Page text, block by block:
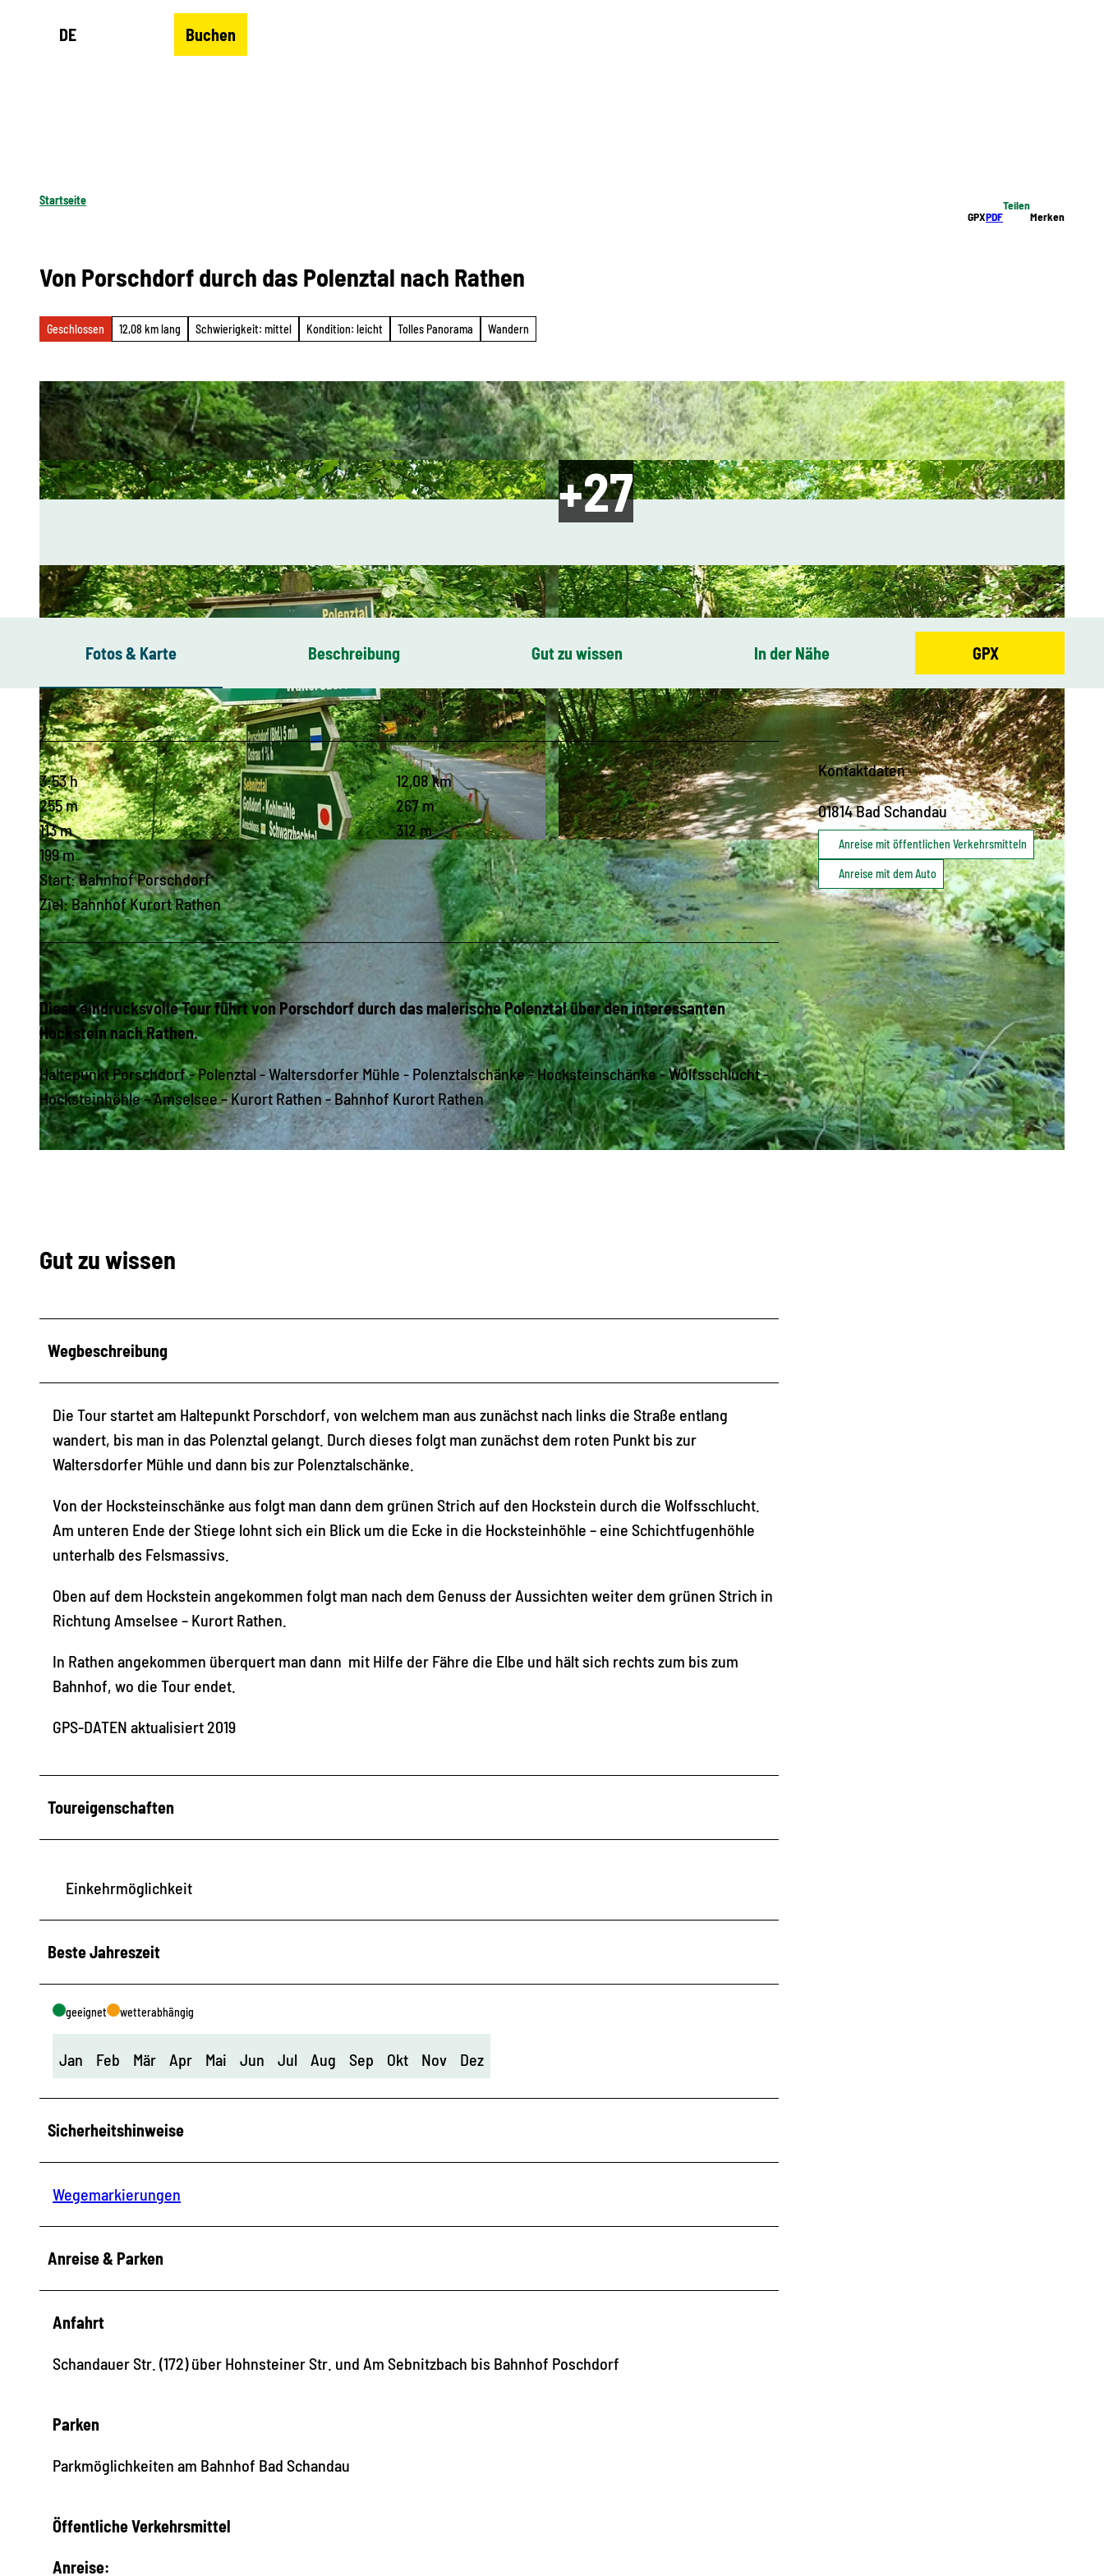
DE Buchen
Startseite
GPXPDF
Teilen
Merken
Von Porschdorf durch das Polenztal nach Rathen
Geschlossen 12,08 km lang Schwierigkeit: mittel Kondition: leicht Tolles Panorama Wandern
© ELBSANDSTEINGUIDES Sächsische Schweiz, Tourismusverband Sächsische Schweiz © ELBSANDSTEINGUIDES Sächsische Schweiz, Tourismusverband Sächsische Schweiz
Fotos & Karte Beschreibung Gut zu wissen In der Nähe GPX
3:53 h
12,08 km
255 m
267 m
113 m
312 m
199 m
Start: Bahnhof Porschdorf
Ziel: Bahnhof Kurort Rathen
Diese eindrucksvolle Tour führt von Porschdorf durch das malerische Polenztal über den interessanten
Hockstein nach Rathen.
Haltepunkt Porschdorf - Polenztal - Waltersdorfer Mühle - Polenztalschänke - Hocksteinschänke - Wolfsschlucht -
Hocksteinhöhle – Amselsee – Kurort Rathen - Bahnhof Kurort Rathen
Gut zu wissen
Wegbeschreibung
Die Tour startet am Haltepunkt Porschdorf, von welchem man aus zunächst nach links die Straße entlang
wandert, bis man in das Polenztal gelangt. Durch dieses folgt man zunächst dem roten Punkt bis zur
Waltersdorfer Mühle und dann bis zur Polenztalschänke.
Von der Hocksteinschänke aus folgt man dann dem grünen Strich auf den Hockstein durch die Wolfsschlucht.
Am unteren Ende der Stiege lohnt sich ein Blick um die Ecke in die Hocksteinhöhle – eine Schichtfugenhöhle
unterhalb des Felsmassivs.
Oben auf dem Hockstein angekommen folgt man nach dem Genuss der Aussichten weiter dem grünen Strich in
Richtung Amselsee – Kurort Rathen.
In Rathen angekommen überquert man dann mit Hilfe der Fähre die Elbe und hält sich rechts zum bis zum
Bahnhof, wo die Tour endet.
GPS-DATEN aktualisiert 2019
Toureigenschaften
Einkehrmöglichkeit
Beste Jahreszeit
geeignet wetterabhängig
Jan Feb Mär Apr Mai Jun Jul Aug Sep Okt Nov Dez
Sicherheitshinweise
Wegemarkierungen
Anreise & Parken
Anfahrt
Schandauer Str. (172) über Hohnsteiner Str. und Am Sebnitzbach bis Bahnhof Poschdorf
Parken
Parkmöglichkeiten am Bahnhof Bad Schandau
Öffentliche Verkehrsmittel
Anreise:
Kontaktdaten
01814Bad Schandau
Anreise mit öffentlichen Verkehrsmitteln
Anreise mit dem Auto